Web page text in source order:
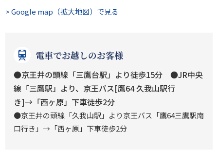
> Google map（拡大地図）で見る
電車でお越しのお客様
●京王井の頭線「三鷹台駅」より徒歩15分 ●JR中央
線「三鷹駅」より、京王バス[鷹64 久我山駅行
き]→「西ヶ原」下車徒歩2分
●京王井の頭線「久我山駅」より京王バス「鷹64三鷹駅南
口行き」→「西ヶ原」下車徒歩2分